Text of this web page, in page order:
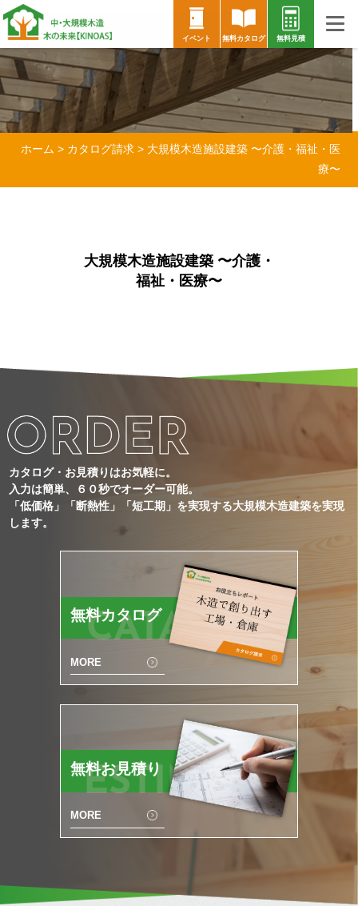
イベント 無料カタログ 無料見積
ホーム > カタログ請求> 大規模木造施設建築 〜介護・福祉・医
療〜
大規模木造施設建築 〜介護・
福祉・医療〜
カタログ・お見積りはお気軽に。
入力は簡単、６０秒でオーダー可能。
「低価格」「断熱性」「短工期」を実現する大規模木造建築を実現
します。
CATALOG
無料カタログ
MORE
ESTIMATE
無料お見積り
MORE